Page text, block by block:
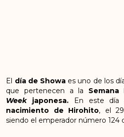
El día de Showa es uno de los
que pertenecen a la
Weekjaponesa. En este día
nacimiento de Hirohito, el
siendo el emperador número 124